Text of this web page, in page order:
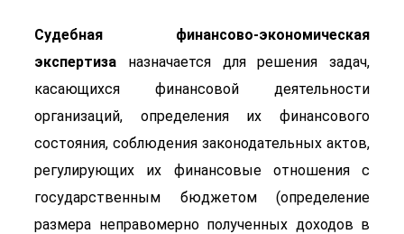
Судебная финансово-экономическая
экспертиза назначается для решения задач,
касающихся финансовой деятельности
организаций, определения их финансового
состояния, соблюдения законодательных актов,
регулирующих их финансовые отношения с
государственным бюджетом (определение
размера неправомерно полученных доходов в